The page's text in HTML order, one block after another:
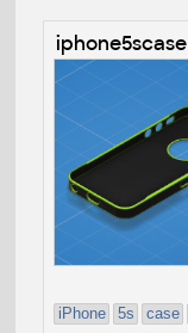
iphone5scase
iPhone 5s case